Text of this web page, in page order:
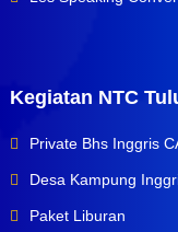
Kegiatan NTC
Private Bhs Inggris
Desa Kampung
Paket Liburan